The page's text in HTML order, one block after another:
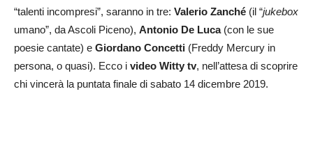
“talenti incompresi”, saranno in tre: Valerio Zanché (il “jukebox
umano”, da Ascoli Piceno), Antonio De Luca(con le sue
poesie cantate) e Giordano Concetti (Freddy Mercury in
persona, o quasi). Ecco i video Witty tv, nell’attesa di scoprire
chi vincerà la puntata finale di sabato 14 dicembre 2019.